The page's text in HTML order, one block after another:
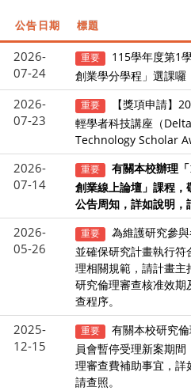
公告日期 標題
2026-
07-24
重要
115學年度第1
創業學分學程」選課囉
2026-
07-23
重要
【獎項申請】
輕學者科技講座（
Technology Scholar
2026-
07-14
重要
有關本校辦理
創業線上論壇」課程，
公告周知，詳如說明，
2026-
05-26
重要
為維護研究參與
並確保研究計畫執行符
理相關規範，請計畫主
研究倫理審查核准效期
查程序。
2025-
12-15
重要
有關本校研究
員會暫停受理新案期間
理審查費補助事宜，詳
請查照。